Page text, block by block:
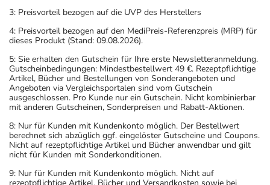
3: Preisvorteil bezogen auf die UVP des Herstellers
4: Preisvorteil bezogen auf den MediPreis-Referenzpreis (MRP) für
dieses Produkt (Stand: 09.08.2026).
5: Sie erhalten den Gutschein für Ihre erste Newsletteranmeldung.
Gutscheinbedingungen: Mindestbestellwert 49 €. Rezeptpflichtige
Artikel, Bücher und Bestellungen von Sonderangeboten und
Angeboten via Vergleichsportalen sind vom Gutschein
ausgeschlossen. Pro Kunde nur ein Gutschein. Nicht kombinierbar
mit anderen Gutscheinen, Sonderpreisen und Rabatt-Aktionen.
8: Nur für Kunden mit Kundenkonto möglich. Der Bestellwert
berechnet sich abzüglich ggf. eingelöster Gutscheine und Coupons.
Nicht auf rezeptpflichtige Artikel und Bücher anwendbar und gilt
nicht für Kunden mit Sonderkonditionen.
9: Nur für Kunden mit Kundenkonto möglich. Nicht auf